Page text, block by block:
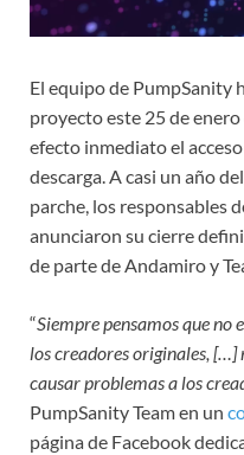
El equipo de PumpSanity
proyecto este 25 de
efecto inmediato el
descarga. A casi un año
parche, los responsables
anunciaron su cierre
de parte de Andamiro y
“Siempre pensamos que no
los creadores originales,
causar problemas a los
PumpSanity Team en un
página de Facebook